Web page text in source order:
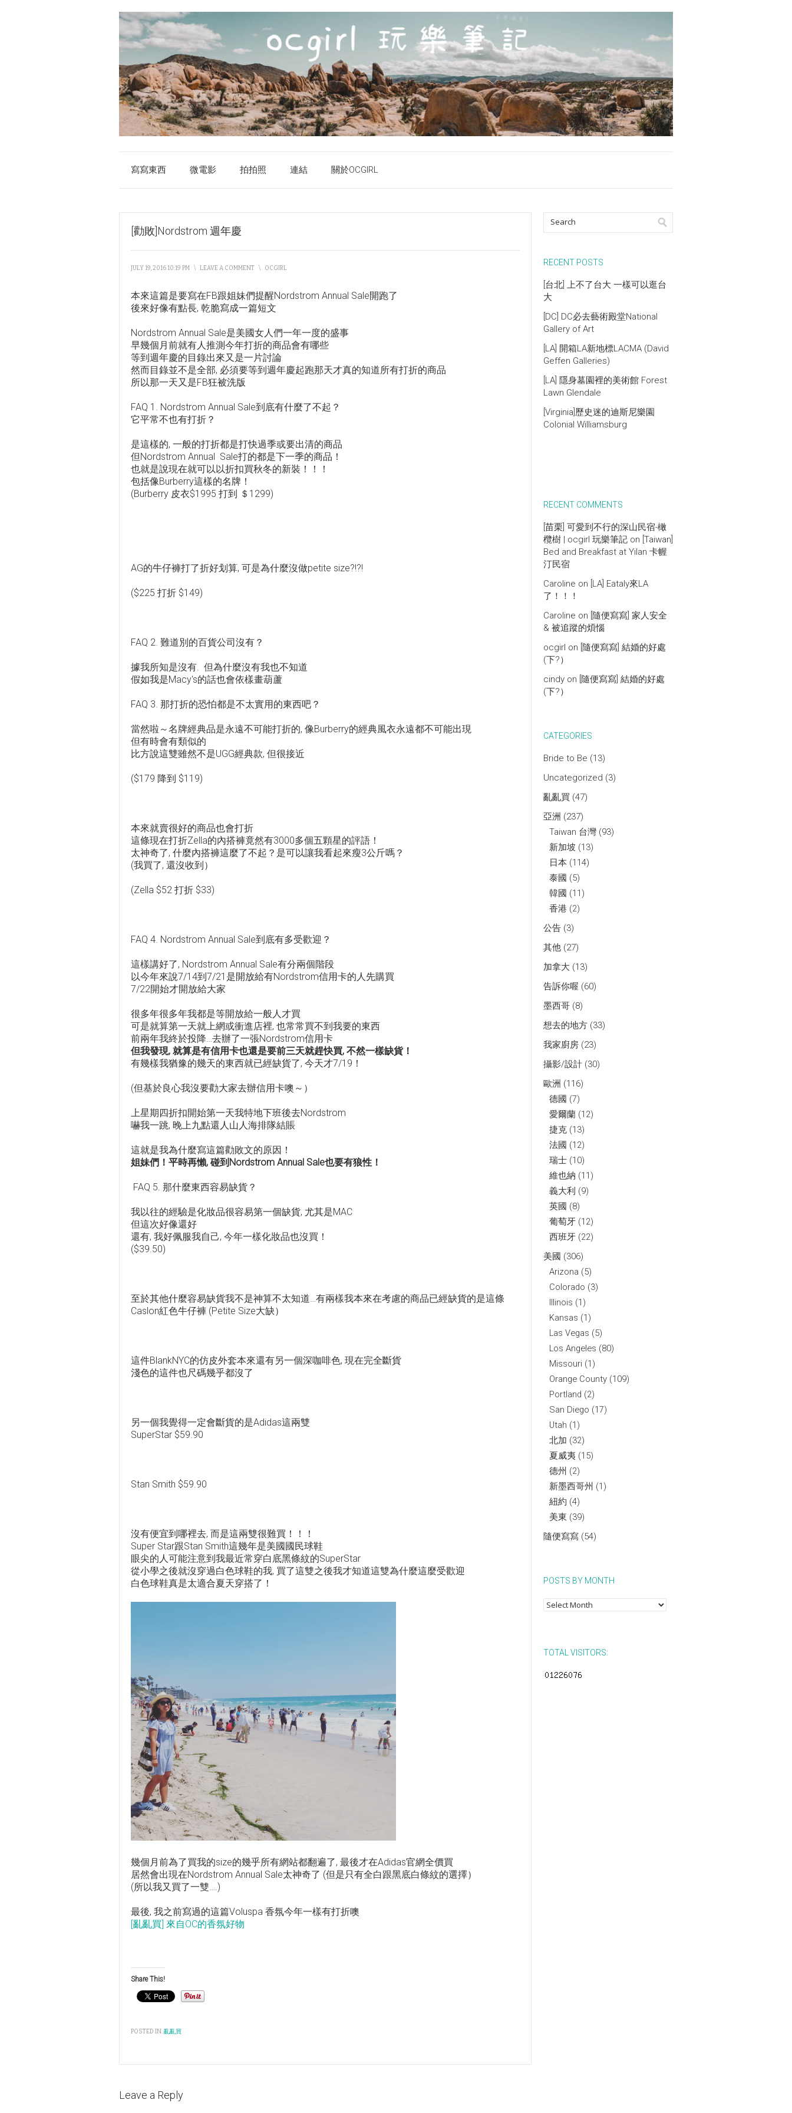
寫寫東西 微電影 拍拍照 連結 關於OCGIRL
[勸敗]Nordstrom 週年慶
JULY 19, 2016 10:19 PM \ LEAVE A COMMENT \ OCGIRL
本來這篇是要寫在FB跟姐妹們提醒Nordstrom Annual Sale開跑了
後來好像有點長, 乾脆寫成一篇短文
Nordstrom Annual Sale是美國女人們一年一度的盛事
早幾個月前就有人推測今年打折的商品會有哪些
等到週年慶的目錄出來又是一片討論
然而目錄並不是全部, 必須要等到週年慶起跑那天才真的知道所有打折的商品
所以那一天又是FB狂被洗版
FAQ 1. Nordstrom Annual Sale到底有什麼了不起？
它平常不也有打折？
是這樣的, 一般的打折都是打快過季或要出清的商品
但Nordstrom Annual Sale打的都是下一季的商品！
也就是說現在就可以以折扣買秋冬的新裝！！！
包括像Burberry這樣的名牌！
(Burberry 皮衣$1995 打到 ＄1299)
AG的牛仔褲打了折好划算, 可是為什麼沒做petite size?!?!
($225 打折 $149)
FAQ 2. 難道別的百貨公司沒有？
據我所知是沒有. 但為什麼沒有我也不知道
假如我是Macy's的話也會依樣畫葫蘆
FAQ 3. 那打折的恐怕都是不太實用的東西吧？
當然啦～名牌經典品是永遠不可能打折的, 像Burberry的經典風衣永遠都不可能出現
但有時會有類似的
比方說這雙雖然不是UGG經典款, 但很接近
($179 降到 $119)
本來就賣很好的商品也會打折
這條現在打折Zella的內搭褲竟然有3000多個五顆星的評語！
太神奇了, 什麼內搭褲這麼了不起？是可以讓我看起來瘦3公斤嗎？
(我買了, 還沒收到）
(Zella $52 打折 $33)
FAQ 4. Nordstrom Annual Sale到底有多受歡迎？
這樣講好了, Nordstrom Annual Sale有分兩個階段
以今年來說7/14到7/21是開放給有Nordstrom信用卡的人先購買
7/22開始才開放給大家
很多年很多年我都是等開放給一般人才買
可是就算第一天就上網或衝進店裡, 也常常買不到我要的東西
前兩年我終於投降…去辦了一張Nordstrom信用卡
但我發現, 就算是有信用卡也還是要前三天就趕快買, 不然一樣缺貨！
有幾樣我猶豫的幾天的東西就已經缺貨了, 今天才7/19！
(但基於良心我沒要勸大家去辦信用卡噢～）
上星期四折扣開始第一天我特地下班後去Nordstrom
嚇我一跳, 晚上九點還人山人海排隊結賬
這就是我為什麼寫這篇勸敗文的原因！
姐妹們！平時再懶, 碰到Nordstrom Annual Sale也要有狼性！
FAQ 5. 那什麼東西容易缺貨？
我以往的經驗是化妝品很容易第一個缺貨, 尤其是MAC
但這次好像還好
還有, 我好佩服我自己, 今年一樣化妝品也沒買！
($39.50)
至於其他什麼容易缺貨我不是神算不太知道…有兩樣我本來在考慮的商品已經缺貨的是這條
Caslon紅色牛仔褲 (Petite Size大缺）
這件BlankNYC的仿皮外套本來還有另一個深咖啡色, 現在完全斷貨
淺色的這件也尺碼幾乎都沒了
另一個我覺得一定會斷貨的是Adidas這兩雙
SuperStar $59.90
Stan Smith $59.90
沒有便宜到哪裡去, 而是這兩雙很難買！！！
Super Star跟Stan Smith這幾年是美國國民球鞋
眼尖的人可能注意到我最近常穿白底黑條紋的SuperStar
從小學之後就沒穿過白色球鞋的我, 買了這雙之後我才知道這雙為什麼這麼受歡迎
白色球鞋真是太適合夏天穿搭了！
幾個月前為了買我的size的幾乎所有網站都翻遍了, 最後才在Adidas官網全價買
居然會出現在Nordstrom Annual Sale太神奇了 (但是只有全白跟黑底白條紋的選擇）
(所以我又買了一雙….)
最後, 我之前寫過的這篇Voluspa 香氛今年一樣有打折噢
[亂亂買] 來自OC的香氛好物
Share This!
POSTED IN:亂亂買
Leave a Reply
RECENT POSTS
[台北] 上不了台大 一樣可以逛台
大
[DC] DC必去藝術殿堂National
Gallery of Art
[LA] 開箱LA新地標LACMA (David
Geffen Galleries)
[LA] 隱身墓園裡的美術館 Forest
Lawn Glendale
[Virginia]歷史迷的迪斯尼樂園
Colonial Williamsburg
RECENT COMMENTS
[苗栗] 可愛到不行的深山民宿-橄
欖樹 | ocgirl 玩樂筆記 on [Taiwan]
Bed and Breakfast at Yilan 卡幄
汀民宿
Caroline on [LA] Eataly來LA
了！！！
Caroline on [隨便寫寫] 家人安全
& 被追蹤的煩惱
ocgirl on [隨便寫寫] 結婚的好處
(下?）
cindy on [隨便寫寫] 結婚的好處
(下?）
CATEGORIES
Bride to Be (13)
Uncategorized (3)
亂亂買 (47)
亞洲 (237)
Taiwan 台灣 (93)
新加坡 (13)
日本 (114)
泰國 (5)
韓國 (11)
香港 (2)
公告 (3)
其他 (27)
加拿大 (13)
告訴你喔 (60)
墨西哥 (8)
想去的地方 (33)
我家廚房 (23)
攝影/設計 (30)
歐洲 (116)
德國 (7)
愛爾蘭 (12)
捷克 (13)
法國 (12)
瑞士 (10)
維也納 (11)
義大利 (9)
英國 (8)
葡萄牙 (12)
西班牙 (22)
美國 (306)
Arizona (5)
Colorado (3)
Illinois (1)
Kansas (1)
Las Vegas (5)
Los Angeles (80)
Missouri (1)
Orange County (109)
Portland (2)
San Diego (17)
Utah (1)
北加 (32)
夏威夷 (15)
德州 (2)
新墨西哥州 (1)
紐約 (4)
美東 (39)
隨便寫寫 (54)
POSTS BY MONTH
Posts
TOTAL VISITORS: